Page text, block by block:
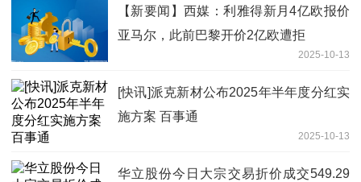
【新要闻】西媒：利雅得新月4亿欧报价
亚马尔，此前巴黎开价2亿欧遭拒
2025-10-13
[快讯]派克新材公布2025年半年度分红实
施方案 百事通
2025-10-13
华立股份今日大宗交易折价成交549.29